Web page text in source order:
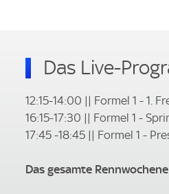
Das Live-
12:15-14:00 || Formel 1 - 1.
16:15-17:30 || Formel 1 -
17:45 -18:45 || Formel 1 -
Das gesamte